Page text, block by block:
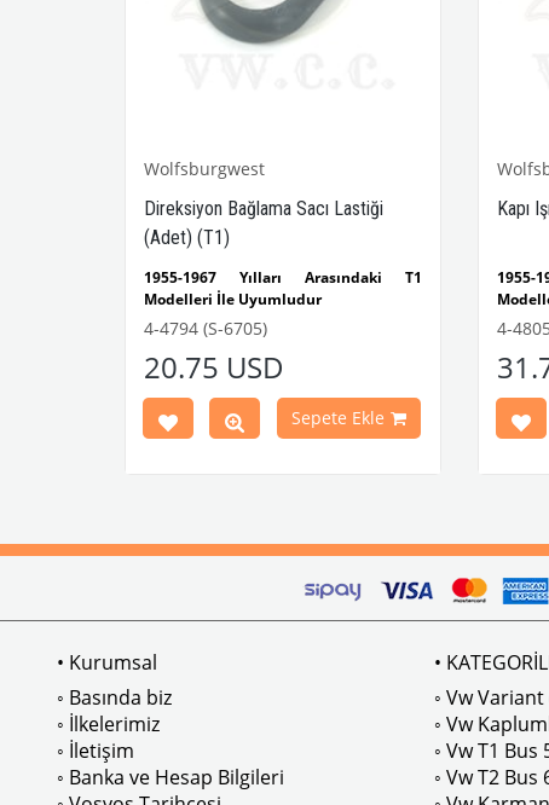
Wolfsburgwest
Direksiyon Bağlama Sacı Lastiği
(Adet) (T1)
1955-1967 Yılları Arasındaki T1
Modelleri İle Uyumludur
VWCC Parça No : 4-4794 OEM Parça No
: 211415639GY
4-4794 (S-6705)
20.75 USD
Sepete Ekle
Kapı
:
4-4805
• Kurumsal
◦ Basında biz
◦ İlkelerimiz
◦ İletişim
◦ Banka ve Hesap Bilgileri
•
◦ Vw
◦ Vw
◦ Vw T1 Bus
◦ Vw T2 Bus